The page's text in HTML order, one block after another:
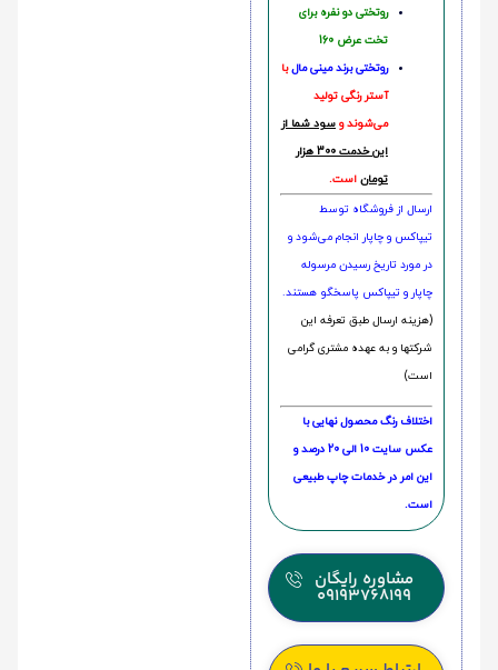
روتختی دو نفره برای
تخت عرض 160
روتختی‌ برند مینی مالبا
آستر رنگی تولید
می‌شوند و سود شما از
این خدمت 300 هزار
تومان است.
ارسال از فروشگاه توسط
تیپاکس و چاپار انجام می‌شود و
در مورد تاریخ رسیدن مرسوله
چاپار و تیپاکس پاسخگو هستند.
(هزینه ارسال طبق تعرفه این
شرکتها و به عهده مشتری گرامی
است)
اختلاف رنگ محصول نهایی با
عکس سایت 10 الی 20 درصد و
این امر در خدمات چاپ طبیعی
است.
مشاوره رایگان
09193768199